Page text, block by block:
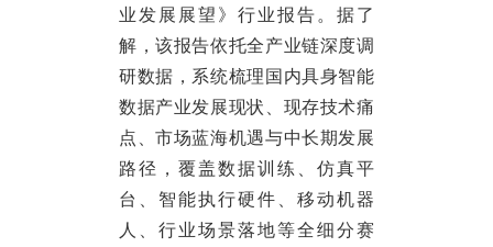
业发展展望》行业报告。据了
解，该报告依托全产业链深度调
研数据，系统梳理国内具身智能
数据产业发展现状、现存技术痛
点、市场蓝海机遇与中长期发展
路径，覆盖数据训练、仿真平
台、智能执行硬件、移动机器
人、行业场景落地等全细分赛